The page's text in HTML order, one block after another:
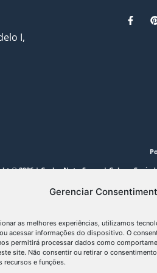
Gerenciar
as melhores experiências, utilizamos
acessar informações do dispositivo. O
permitirá processar dados como
site. Não consentir ou retirar o
recursos e funções.
I,
© 2026 | Carlos Neto Sousa | Color –